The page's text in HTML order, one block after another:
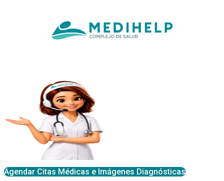
Agendar Citas Médicas e Imágenes Diagnósticas